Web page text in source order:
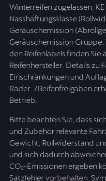
Winterreifen zugelassen.
Nasshaftungsklasse
Geräuschemission
Geräuschemission
den Reifenlabels finden
Reifenhersteller. Details zu
Einschränkungen und
Räder-/Reifenfreigaben
Betrieb.
Bitte beachten Sie, dass
und Zubehör relevante
Gewicht, Rollwiderstand
und sich dadurch
CO₂-Emissionen ergeben
Satzfehler vorbehalten.